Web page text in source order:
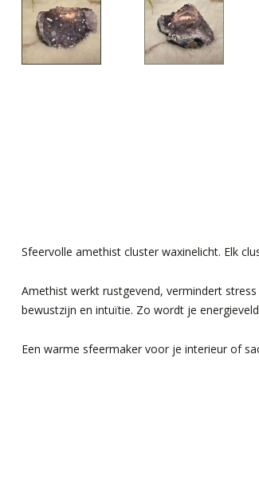
Sfeervolle amethist cluster waxinelicht. Elk
Amethist werkt rustgevend, vermindert
bewustzijn en intuïtie. Zo wordt je
Een warme sfeermaker voor je interieur of